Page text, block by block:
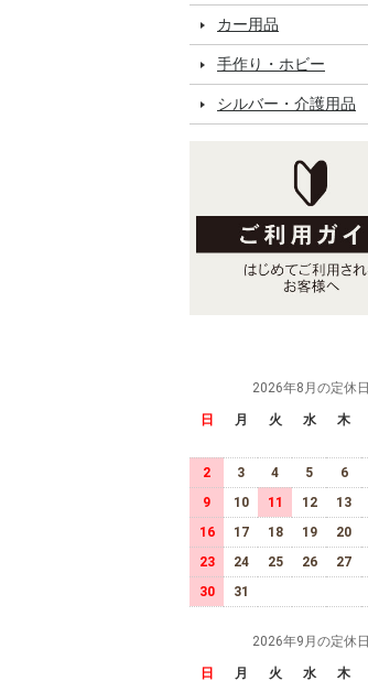
カー用品
手作り・ホビー
シルバー・介護用品
2026年8月の定休日
日 月 火 水 木
2
3 4 5 6
9
10 11 12 13
16
17 18 19 20
23
24 25 26 27
30
31
2026年9月の定休日
日 月 火 水 木